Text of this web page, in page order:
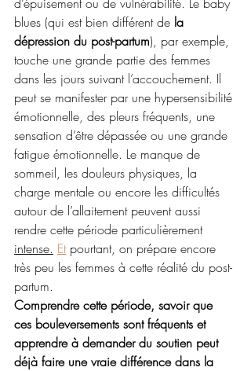
blues (qui est bien différent de la
dépression du post-partum), par exemple,
touche une grande partie des femmes
dans les jours suivant l’accouchement. Il
peut se manifester par une hypersensibilité
émotionnelle, des pleurs fréquents, une
sensation d’être dépassée ou une grande
fatigue émotionnelle. Le manque de
sommeil, les douleurs physiques, la
charge mentale ou encore les difficultés
autour de l’allaitement peuvent aussi
rendre cette période particulièrement
intense. Et pourtant, on prépare encore
très peu les femmes à cette réalité du post-
partum.
Comprendre cette période, savoir que
ces bouleversements sont fréquents et
apprendre à demander du soutien peut
déjà faire une vraie différence dans la